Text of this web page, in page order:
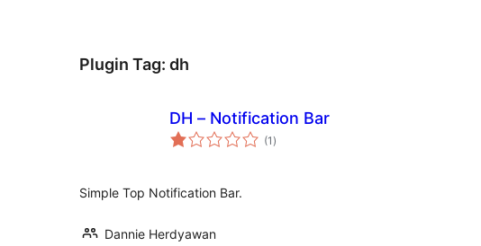
Plugin Tag: dh
DH – Notification Bar
(1 total
ratings
)
Simple Top Notification Bar.
Dannie Herdyawan